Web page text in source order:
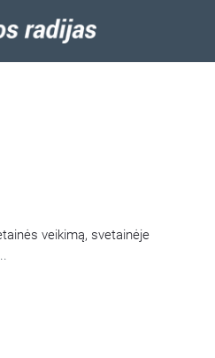
veikimą, svetainėje